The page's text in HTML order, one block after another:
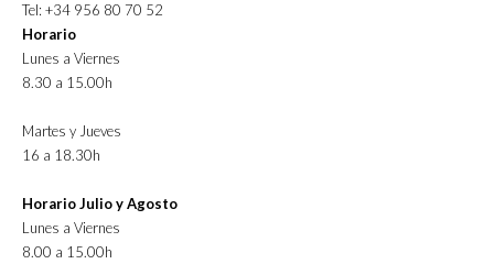
Tel: +34 956 80 70 52
Horario
Lunes a Viernes
8.30 a 15.00h
Martes y Jueves
16 a 18.30h
Horario Julio y Agosto
Lunes a Viernes
8.00 a 15.00h